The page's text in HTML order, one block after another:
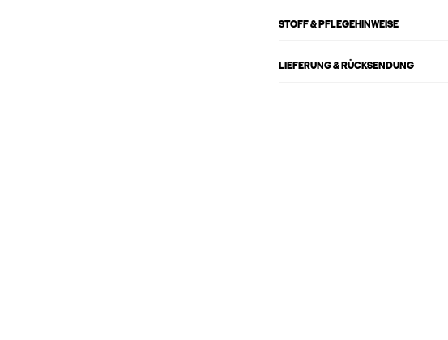
STOFF & PFLEGEHINWEISE
LIEFERUNG & RÜCKSENDUNG